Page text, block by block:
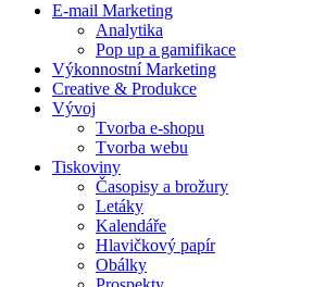
E-mail Marketing
Analytika
Pop up a gamifikace
Výkonnostní Marketing
Creative & Produkce
Vývoj
Tvorba e-shopu
Tvorba webu
Tiskoviny
Časopisy a brožury
Letáky
Kalendáře
Hlavičkový papír
Obálky